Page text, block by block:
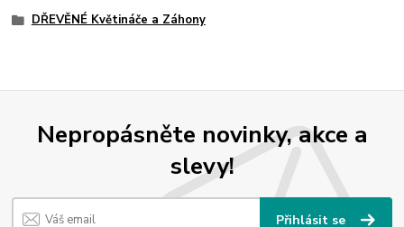
DŘEVĚNÉ Květináče a Záhony
Nepropásněte novinky, akce a
slevy!
Přihlásit se